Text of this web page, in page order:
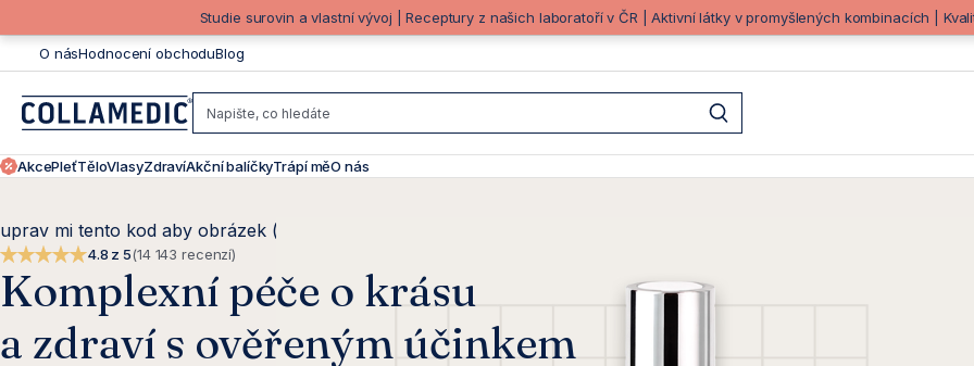
na
obsah
Studie surovin a vlastní vývoj | Receptury z našich laboratoří v ČR | Aktivní látky v promyšlených kombinacích |
O násHodnocení obchoduBlog
AkcePleťTěloVlasyZdravíAkční balíčkyTrápí měO nás
d
e
uprav mi tento kod aby obrázek (user/documents/upload/Foto HP/HP22.jpg) byl větší
4.8 z 5(14 143 recenzí)
Komplexní péče o krásu
a zdraví s ověřeným účinkem